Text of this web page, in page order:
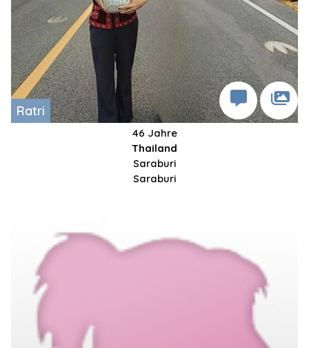
Ratri
46 Jahre
Thailand
Saraburi
Saraburi